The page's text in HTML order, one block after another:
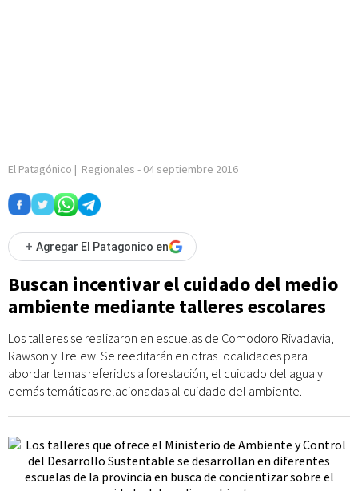
El Patagónico | Regionales - 04 septiembre 2016
+ Agregar El Patagonico en
Buscan incentivar el cuidado del medio
ambiente mediante talleres escolares
Los talleres se realizaron en escuelas de Comodoro Rivadavia,
Rawson y Trelew. Se reeditarán en otras localidades para
abordar temas referidos a forestación, el cuidado del agua y
demás temáticas relacionadas al cuidado del ambiente.